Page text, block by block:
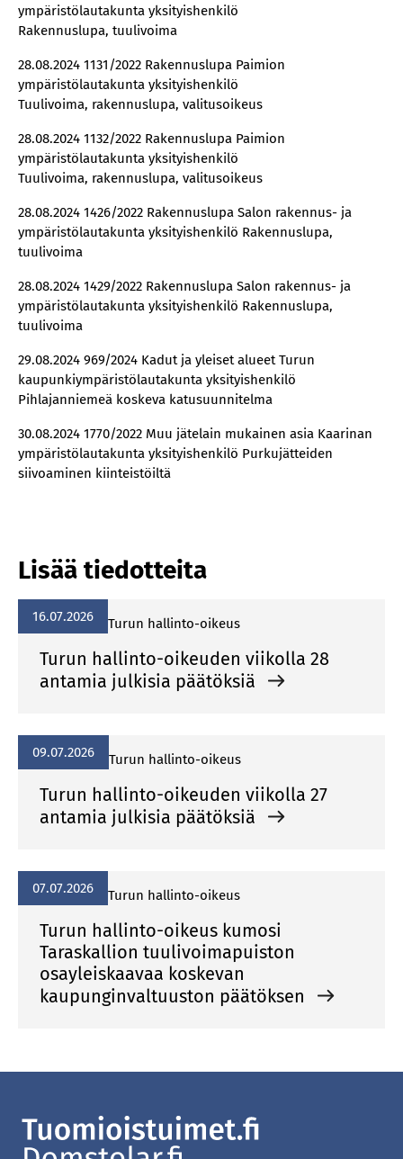
ympäristölautakunta yksityishenkilö
Rakennuslupa, tuulivoima
28.08.2024 1131/2022 Rakennuslupa Paimion
ympäristölautakunta yksityishenkilö
Tuulivoima, rakennuslupa, valitusoikeus
28.08.2024 1132/2022 Rakennuslupa Paimion
ympäristölautakunta yksityishenkilö
Tuulivoima, rakennuslupa, valitusoikeus
28.08.2024 1426/2022 Rakennuslupa Salon rakennus- ja
ympäristölautakunta yksityishenkilö Rakennuslupa,
tuulivoima
28.08.2024 1429/2022 Rakennuslupa Salon rakennus- ja
ympäristölautakunta yksityishenkilö Rakennuslupa,
tuulivoima
29.08.2024 969/2024 Kadut ja yleiset alueet Turun
kaupunkiympäristölautakunta yksityishenkilö
Pihlajanniemeä koskeva katusuunnitelma
30.08.2024 1770/2022 Muu jätelain mukainen asia Kaarinan
ympäristölautakunta yksityishenkilö Purkujätteiden
siivoaminen kiinteistöiltä
Lisää tiedotteita
16.07.2026 Turun hallinto-oikeus
Turun hallinto-oikeuden viikolla 28
antamia julkisia päätöksiä
09.07.2026 Turun hallinto-oikeus
Turun hallinto-oikeuden viikolla 27
antamia julkisia päätöksiä
07.07.2026 Turun hallinto-oikeus
Turun hallinto-oikeus kumosi
Taraskallion tuulivoimapuiston
osayleiskaavaa koskevan
kaupunginvaltuuston päätöksen